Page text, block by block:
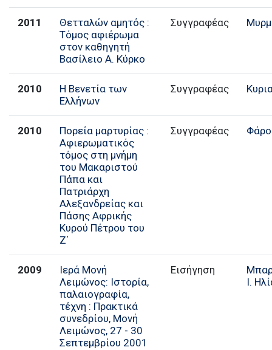
2011
Θετταλών αμητός :
Τόμος αφιέρωμα
στον καθηγητή
Βασίλειο Α. Κύρκο
Συγγραφέας
2010
Η Βενετία των
Ελλήνων
Συγγραφέας
2010
Πορεία μαρτυρίας :
Αφιερωματικός
τόμος στη μνήμη
του Μακαριστού
Πάπα και
Πατριάρχη
Αλεξανδρείας και
Πάσης Αφρικής
Κυρού Πέτρου του
Ζ΄
Συγγραφέας
2009
Ιερά Μονή
Λειμώνος: Ιστορία,
παλαιογραφία,
τέχνη : Πρακτικά
συνεδρίου, Μονή
Λειμώνος, 27 - 30
Σεπτεμβρίου 2001
Εισήγηση
Ι.